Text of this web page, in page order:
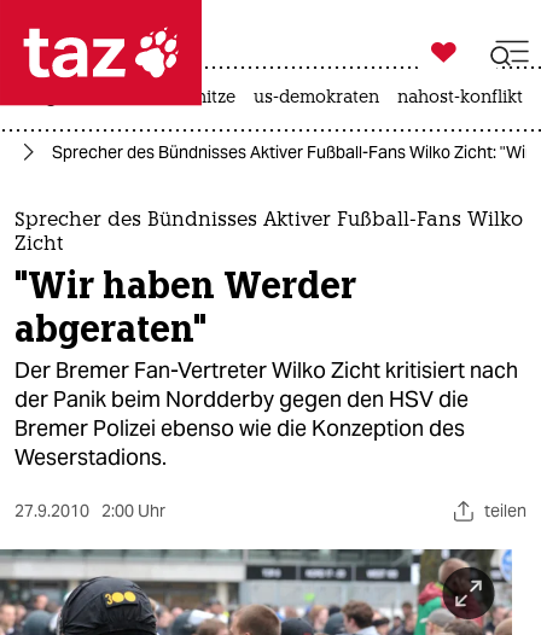
 taz zahl ich
taz zahl ich
themen
politik
öko
gesellschaft
kultur
berlin
nord

taz zahl ich
hitze us-demokraten nahost-konflikt
Sprecher des Bündnisses Aktiver Fußball-Fans Wilko Zicht:
Sprecher des Bündnisses Aktiver Fußball-Fans Wilko
Zicht
"Wir haben Werder
abgeraten"
Der Bremer Fan-Vertreter Wilko Zicht kritisiert nach
der Panik beim Nordderby gegen den HSV die
Bremer Polizei ebenso wie die Konzeption des
Weserstadions.
27.9.2010 2:00 Uhr teilen